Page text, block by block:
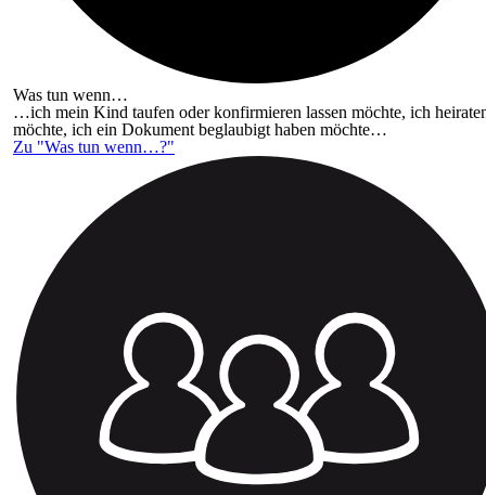
Was tun wenn…
…ich mein Kind taufen oder konfirmieren lassen möchte, ich
möchte, ich ein Dokument beglaubigt haben möchte…
Zu "Was tun wenn…?"